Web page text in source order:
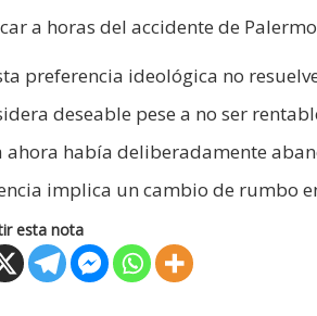
a horas del accidente de
preferencia ideológica no
deseable pese a no ser
ahora había deliberadamente
implica un cambio de rumbo
esta nota